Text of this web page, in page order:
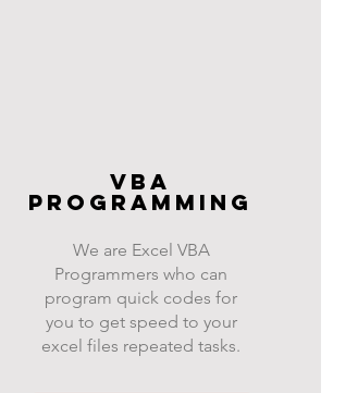
VBA
programming
We are Excel VBA
Programmers who can
program quick codes for
you to get speed to your
excel files repeated tasks.